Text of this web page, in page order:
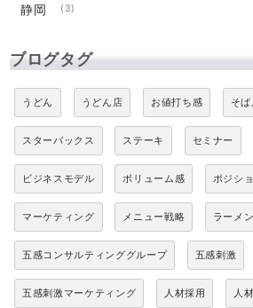
静岡 (3)
ブログタグ
うどん うどん店 お値打ち感 そ
スターバックス ステーキ セミナー
ビジネスモデル ボリューム感 ポジシ
マーケティング メニュー戦略 ラーメ
五感コンサルティンググループ 五感刺激
五感刺激マーケティング 人材採用 人